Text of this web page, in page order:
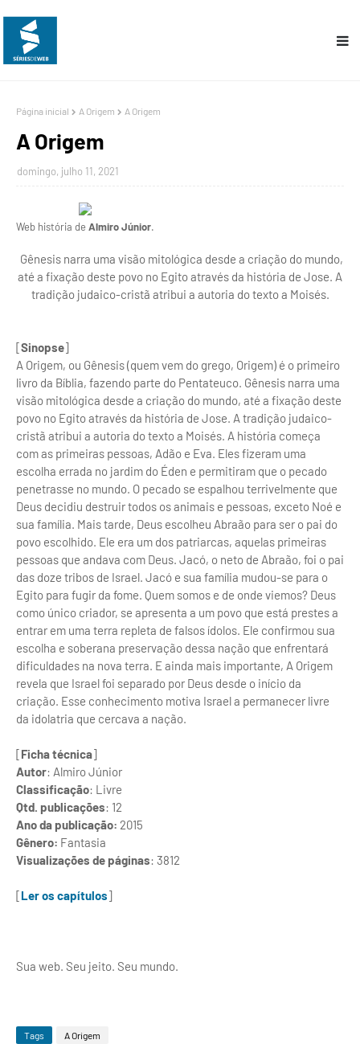
Página inicial A Origem A Origem
A Origem
domingo, julho 11, 2021
Web história de Almiro Júnior.
Gênesis narra uma visão mitológica desde a criação do mundo,
até a fixação deste povo no Egito através da história de Jose. A
tradição judaico-cristã atribui a autoria do texto a Moisés.
[Sinopse]
A Origem, ou Gênesis (quem vem do grego, Origem) é o primeiro
livro da Bíblia, fazendo parte do Pentateuco. Gênesis narra uma
visão mitológica desde a criação do mundo, até a fixação deste
povo no Egito através da história de Jose. A tradição judaico-
cristã atribui a autoria do texto a Moisés. A história começa
com as primeiras pessoas, Adão e Eva. Eles fizeram uma
escolha errada no jardim do Éden e permitiram que o pecado
penetrasse no mundo. O pecado se espalhou terrivelmente que
Deus decidiu destruir todos os animais e pessoas, exceto Noé e
sua família. Mais tarde, Deus escolheu Abraão para ser o pai do
povo escolhido. Ele era um dos patriarcas, aquelas primeiras
pessoas que andava com Deus. Jacó, o neto de Abraão, foi o pai
das doze tribos de Israel. Jacó e sua família mudou-se para o
Egito para fugir da fome. Quem somos e de onde viemos? Deus
como único criador, se apresenta a um povo que está prestes a
entrar em uma terra repleta de falsos ídolos. Ele confirmou sua
escolha e soberana preservação dessa nação que enfrentará
dificuldades na nova terra. E ainda mais importante, A Origem
revela que Israel foi separado por Deus desde o início da
criação. Esse conhecimento motiva Israel a permanecer livre
da idolatria que cercava a nação.
[Ficha técnica]
Autor: Almiro Júnior
Classificação: Livre
Qtd. publicações: 12
Ano da publicação: 2015
Gênero: Fantasia
Visualizações de páginas: 3812
[Ler os capítulos]
Sua web. Seu jeito. Seu mundo.
Tags A Origem